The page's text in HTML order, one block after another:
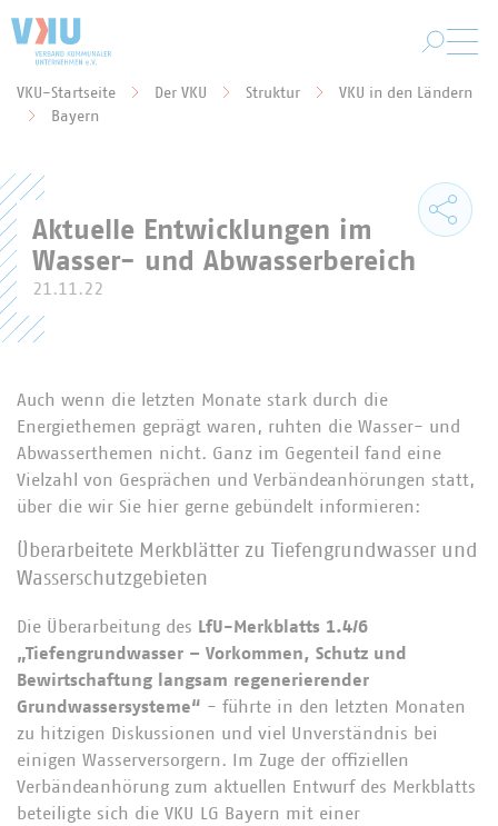
Sie befinden sich hier:
VKU-Startseite Der VKU Struktur
VKU in den Ländern
Bayern
Aktuelle Entwicklungen im
Wasser- und Abwasserbereich
21.11.22
Auch wenn die letzten Monate stark durch die
Energiethemen geprägt waren, ruhten die Wasser- und
Abwasserthemen nicht. Ganz im Gegenteil fand eine
Vielzahl von Gesprächen und Verbändeanhörungen statt,
über die wir Sie hier gerne gebündelt informieren:
Überarbeitete Merkblätter zu Tiefengrundwasser und
Wasserschutzgebieten
Die Überarbeitung des LfU-Merkblatts 1.4/6
„Tiefengrundwasser – Vorkommen, Schutz und
Bewirtschaftung langsam regenerierender
Grundwassersysteme“ - führte in den letzten Monaten
zu hitzigen Diskussionen und viel Unverständnis bei
einigen Wasserversorgern. Im Zuge der offiziellen
Verbändeanhörung zum aktuellen Entwurf des Merkblatts
beteiligte sich die VKU LG Bayern mit einer